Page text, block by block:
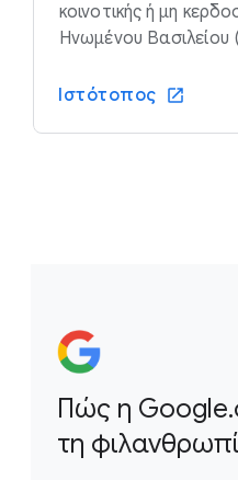
κοινοτικής ή μη
Ηνωμένου Βασιλείου
Ιστότοπος
Πώς η
τη